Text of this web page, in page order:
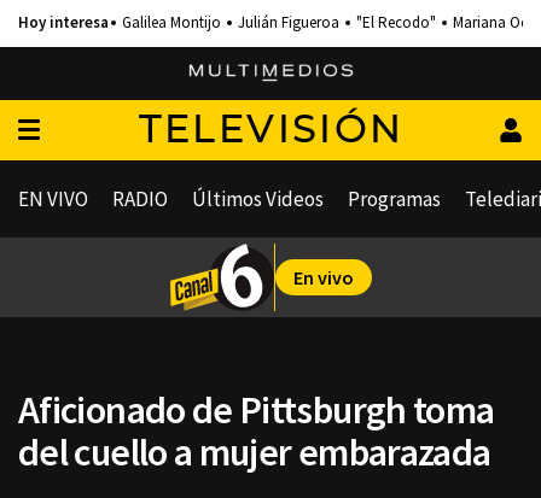
Galilea Montijo Julián Figueroa "El Recodo" Mariana
TELEVISIÓN
EN VIVO RADIO Últimos Videos Programas
En vivo
Aficionado de Pittsburgh toma
del cuello a mujer embarazada